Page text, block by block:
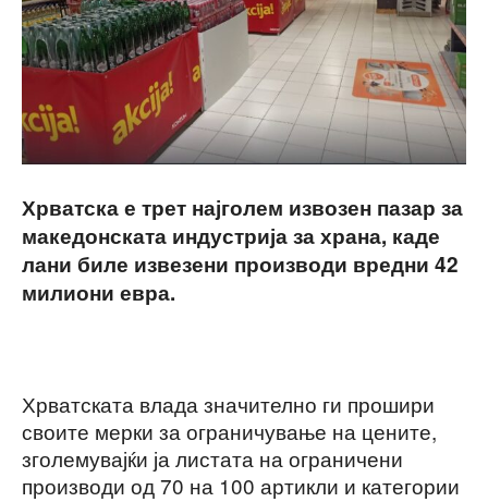
Хрватска е трет најголем извозен пазар за
македонската индустрија за храна, каде
лани биле извезени производи вредни 42
милиони евра.
Хрватската влада значително ги прошири
своите мерки за ограничување на цените,
зголемувајќи ја листата на ограничени
производи од 70 на 100 артикли и категории